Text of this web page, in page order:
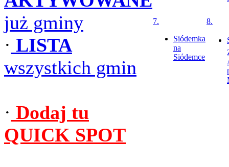
już gminy
· LISTA
wszystkich gmin
· Dodaj tu
QUICK SPOT
7.
Siódemka
na
Siódemce
8.